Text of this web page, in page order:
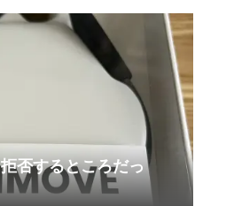
否するところだっ